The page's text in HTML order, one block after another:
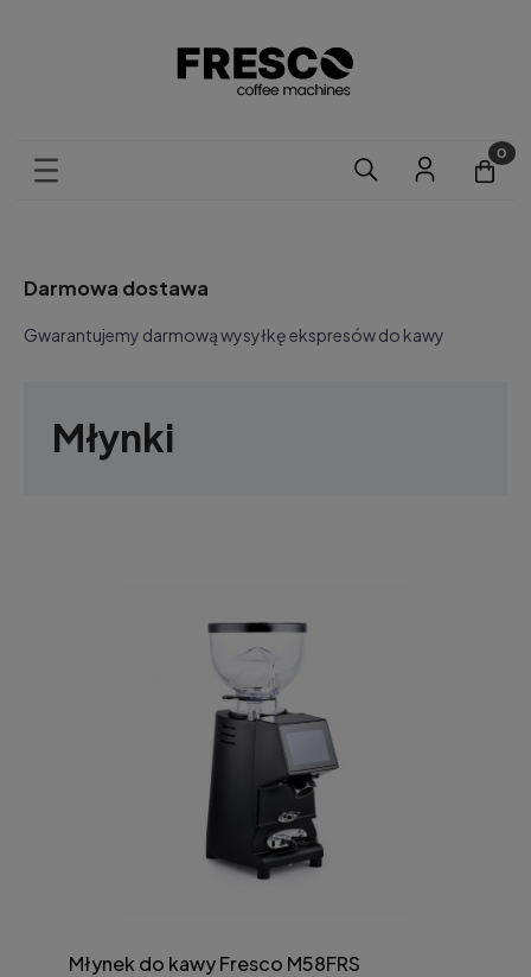
Darmowa dostawa
Gwarantujemy darmową wysyłkę ekspresów do kawy
Młynki
Młynek do kawy Fresco M58FRS